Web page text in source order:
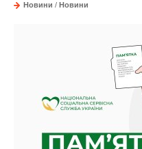
Новини / Новини